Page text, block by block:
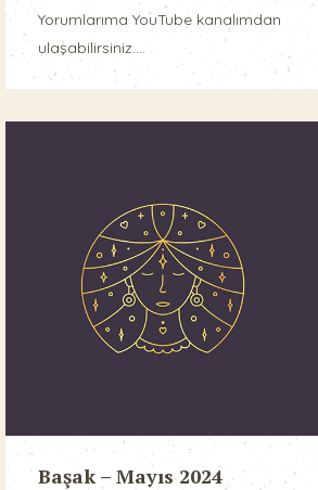
Yorumlarıma YouTube kanalımdan
ulaşabilirsiniz....
Başak – Mayıs 2024